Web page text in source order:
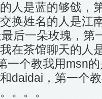
人是蓝的够戗，
换姓名的人是江
最后一朵玫瑰，
在茶馆聊天的人
一个教我用msn
daidai，第一个
。。。